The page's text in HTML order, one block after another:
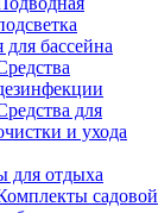
бассейна
для
и ухода
для отдыха
садовой